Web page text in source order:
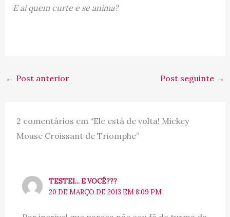
E ai quem curte e se anima?
← Post anterior Post seguinte →
2 comentários em “Ele está de volta! Mickey
Mouse Croissant de Triomphe”
TESTEI... E VOCÊ???
20 DE MARÇO DE 2013 EM 8:09 PM